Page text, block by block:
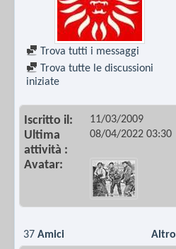
Trova tutti i messaggi
Trova tutte le discussioni
iniziate
Iscritto il 11/03/2009
Ultima
attività
08/04/2022 03:30
Avatar
Altro
37 Amici